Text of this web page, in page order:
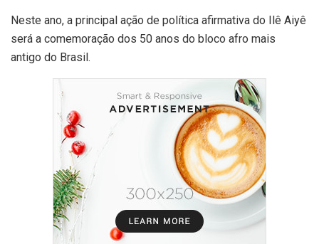
Neste ano, a principal ação de política afirmativa do Ilê Aiyê
será a comemoração dos 50 anos do bloco afro mais
antigo do Brasil.